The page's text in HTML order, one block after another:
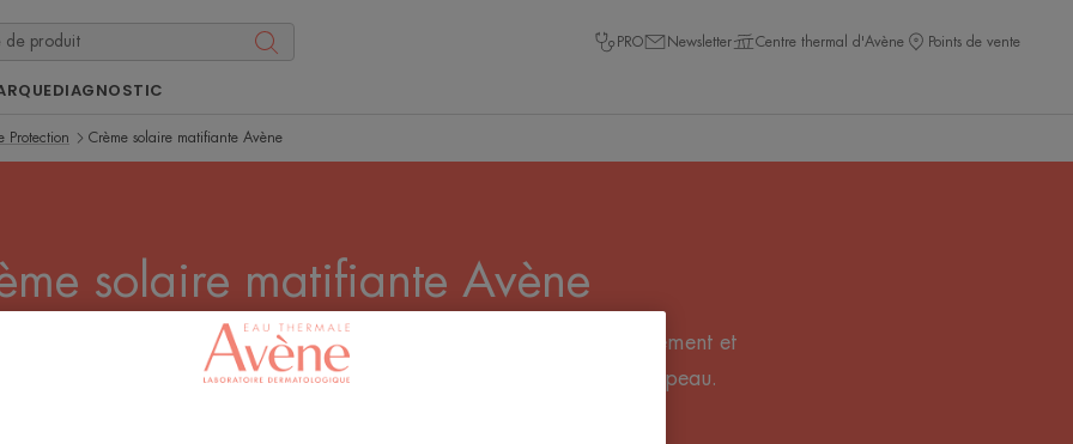
PRO Newsletter Centre thermal d'Avène Points de vente
DIAGNOSTIC
Protection Crème solaire matifiante Avène
solaire matifiante Avène
sont pas réservées à l’été ! Toute l’année, elles préviennent le vieillissement et
des formules matifiantes, sans effet gras, adaptées à votre peau.